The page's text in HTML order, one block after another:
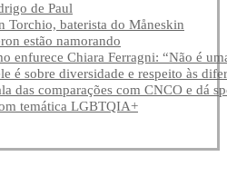
de Paul
Torchio, baterista do Måneskin
estão namorando
enfurece Chiara Ferragni: “Não é
é sobre diversidade e respeito às
das comparações com CNCO e dá
temática LGBTQIA+